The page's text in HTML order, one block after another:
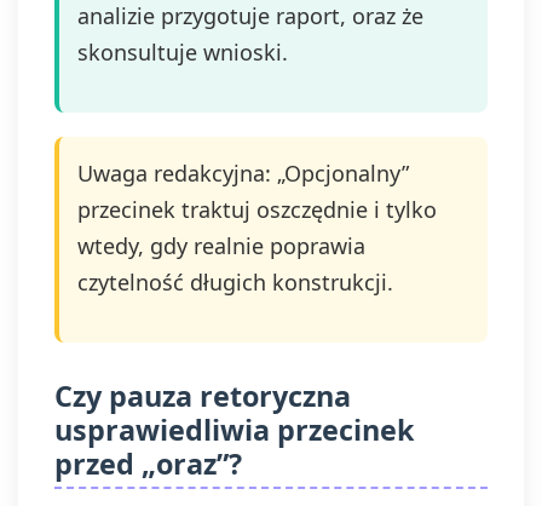
analizie przygotuje raport, oraz że
skonsultuje wnioski.
Uwaga redakcyjna: „Opcjonalny”
przecinek traktuj oszczędnie i tylko
wtedy, gdy realnie poprawia
czytelność długich konstrukcji.
Czy pauza retoryczna
usprawiedliwia przecinek
przed „oraz”?